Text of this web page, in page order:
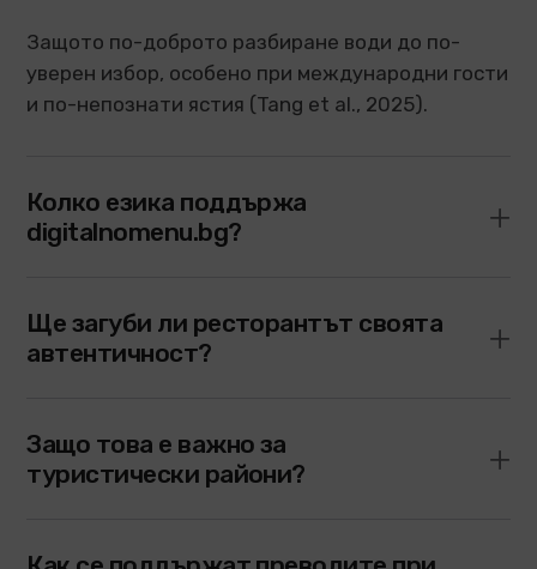
Защото по-доброто разбиране води до по-
уверен избор, особено при международни гости
и по-непознати ястия (Tang et al., 2025).
Колко езика поддържа
digitalnomenu.bg?
Ще загуби ли ресторантът своята
автентичност?
Защо това е важно за
туристически райони?